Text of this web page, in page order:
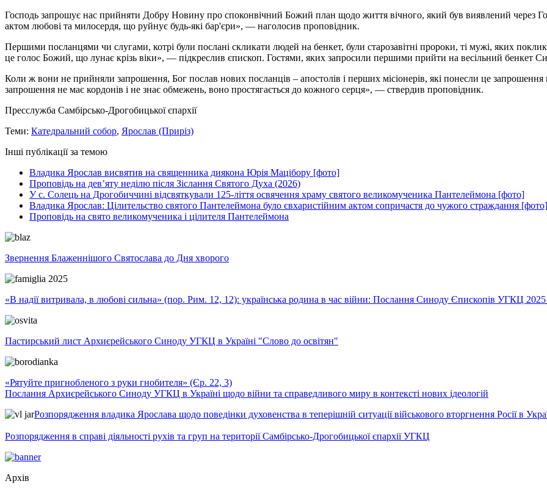
Господь запрошує нас прийняти Добру Новину про споконвічний Божий план щодо життя вічного, який був виявлений через
актом любові та милосердя, що руйнує будь-які бар'єри», — наголосив проповідник.
Першими посланцями чи слугами, котрі були послані скликати людей на бенкет, були старозавітні пророки, ті мужі, яких
це голос Божий, що лунає крізь віки», — підкреслив єпископ. Гостями, яких запросили першими прийти на весільний бенкет
Коли ж вони не прийняли запрошення, Бог послав нових посланців – апостолів і перших місіонерів, які понесли це
запрошення не має кордонів і не знає обмежень, воно простягається до кожного серця», — ствердив проповідник.
Пресслужба Самбірсько-Дрогобицької єпархії
Теми: Катедральний собор, Ярослав (Приріз)
Інші публікації за темою
Владика Ярослав висвятив на священника диякона Юрія Мацібору [фото]
Проповідь на дев’яту неділю після Зіслання Святого Духа (2026)
У с. Солець на Дрогобиччині відсвяткували 125-ліття освячення храму святого великомученика Пантелеймона [фото]
Владика Ярослав: Цілительство святого Пантелеймона було євхаристійним актом сопричастя до чужого страждання [фото]
Проповідь на свято великомученика і цілителя Пантелеймона
Звернення Блаженнішого Святослава до Дня хворого
«В надії витривала, в любові сильна» (пор. Рим. 12, 12): українська родина в час війни: Послання Синоду Єпископів УГКЦ
Пастирський лист Архиєрейського Синоду УГКЦ в Україні "Слово до освітян"
«Рятуйте пригнобленого з руки гнобителя» (Єр. 22, 3)
Послання Архиєрейського Синоду УГКЦ в Україні щодо війни та справедливого миру в контексті нових ідеологій
Розпорядження владика Ярослава щодо поведінки духовенства в теперішній ситуації військового вторгнення Росії в
Розпорядження в справі діяльності рухів та груп на території Самбірсько-Дрогобицької єпархії УГКЦ
Архів